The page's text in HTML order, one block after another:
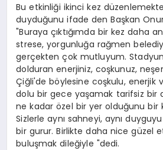
Bu etkinliği ikinci kez
duyduğunu ifade den Başkan Onur
"Buraya çıktığımda bir kez daha
strese, yorgunluğa rağmen
gerçekten çok mutluyum.
dolduran enerjiniz, coşkunuz,
Çiğli'de böylesine coşkulu, enerjik
dolu bir gece yaşamak tarifsiz bir
ne kadar özel bir yer olduğunu bir
Sizlerle aynı sahneyi, aynı
bir gurur. Birlikte daha nice güzel
buluşmak dileğiyle "dedi.